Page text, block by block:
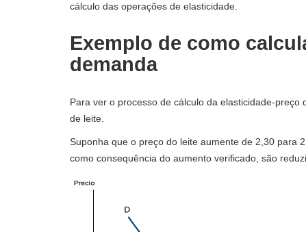
cálculo das operações de elasticidade.
Exemplo de como
demanda
Para ver o processo de cálculo da elasticidade-
de leite.
Suponha que o preço do leite aumente de 2,30 para
como consequência do aumento verificado, são